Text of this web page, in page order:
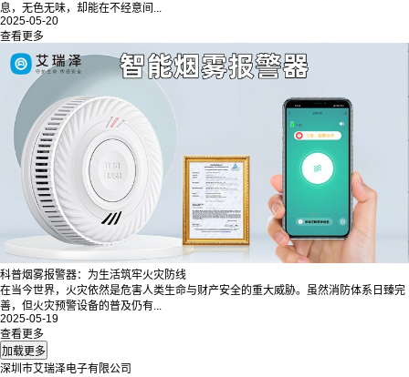
息，无色无味，却能在不经意间...
2025-05-20
查看更多
科普烟雾报警器：为生活筑牢火灾防线
在当今世界，火灾依然是危害人类生命与财产安全的重大威胁。虽然消防体系日臻完
善，但火灾预警设备的普及仍有...
2025-05-19
查看更多
深圳市艾瑞泽电子有限公司